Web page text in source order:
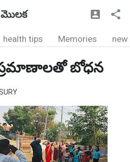
మొలక
health tips Memories new
బోధన